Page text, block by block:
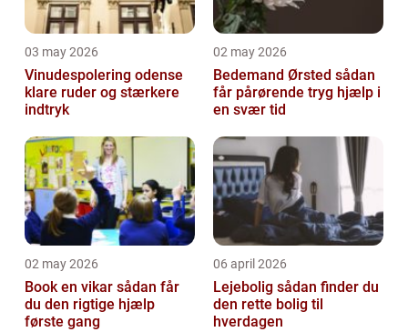
03 may 2026
Vinudespolering odense
klare ruder og stærkere
indtryk
02 may 2026
Bedemand Ørsted sådan
får pårørende tryg hjælp i
en svær tid
02 may 2026
Book en vikar sådan får
du den rigtige hjælp
første gang
06 april 2026
Lejebolig sådan finder du
den rette bolig til
hverdagen